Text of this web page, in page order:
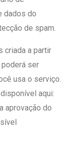
dados do
de spam.
criada a partir
ser
usa o serviço.
aqui:
aprovação do